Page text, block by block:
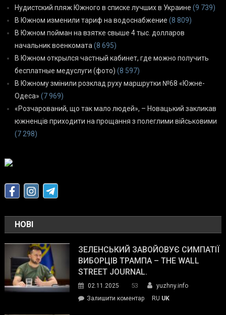
Нудистский пляж Южного в списке лучших в Украине (9 739)
В Южном изменили тариф на водоснабжение (8 809)
В Южном пойман на взятке свыше 4 тыс. долларов
начальник военкомата(8 695)
В Южном открылся частный кабинет, где можно получить
бесплатные медуслуги (фото) (8 597)
В Южному змінили розклад руху маршрутки №68 «Южне-
Одеса» (7 969)
«Розчарований, що так мало людей», – Новацький закликав
южненців приходити на прощання з полеглими військовими
(7 298)
НОВІ
ЗЕЛЕНСЬКИЙ ЗАВОЙОВУЄ СИМПАТІЇ
ВИБОРЦІВ ТРАМПА – THE WALL
STREET JOURNAL.
02.11.2025 53
yuzhny.info
Залишити коментарon
RU UK